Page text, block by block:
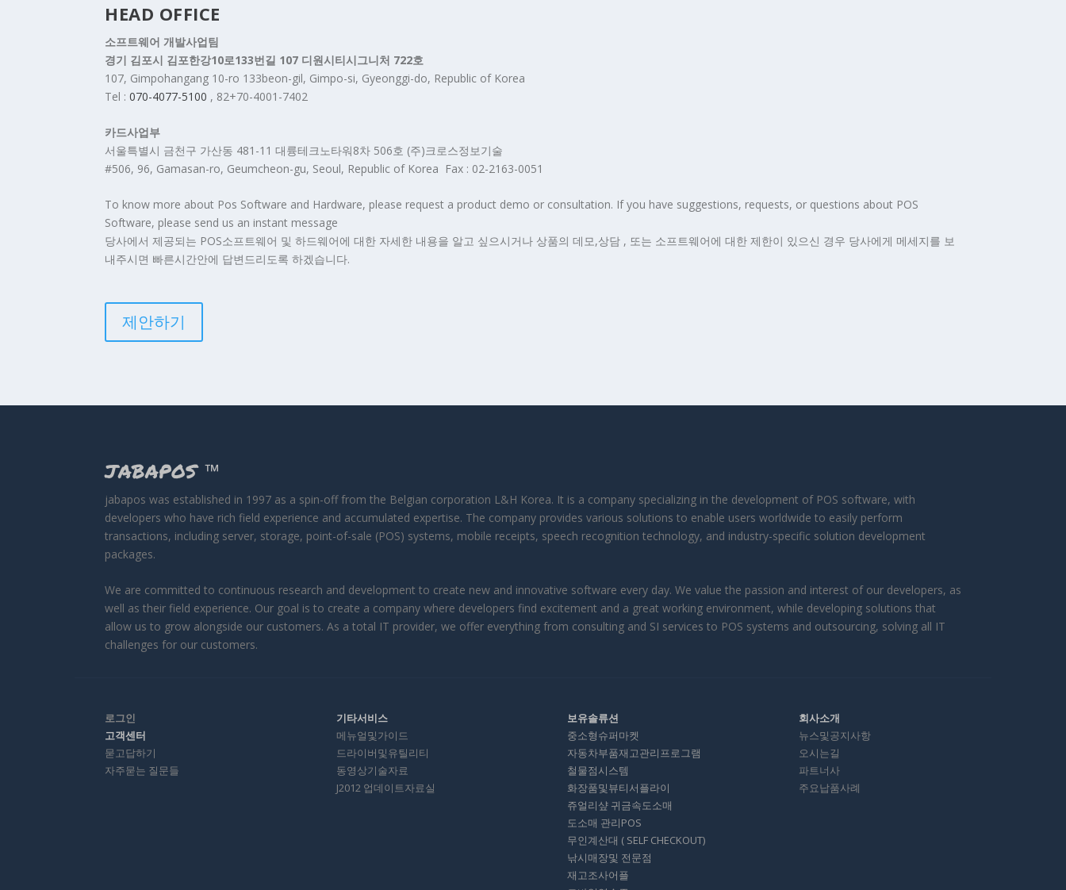
HEAD OFFICE
소프트웨어 개발사업팀
경기 김포시 김포한강10로133번길 107 디원시티시그니처 722호
107, Gimpohangang 10-ro 133beon-gil, Gimpo-si, Gyeonggi-do, Republic of Korea
Tel : 070-4077-5100 , 82+70-4001-7402
카드사업부
서울특별시 금천구 가산동 481-11 대륭테크노타워8차 506호 (주)크로스정보기술
#506, 96, Gamasan-ro, Geumcheon-gu, Seoul, Republic of Korea Fax : 02-2163-0051
To know more about Pos Software and Hardware, please request a product demo or consultation. If you have suggestions, requests, or questions about POS
Software, please send us an instant message
당사에서 제공되는 POS소프트웨어 및 하드웨어에 대한 자세한 내용을 알고 싶으시거나 상품의 데모,상담 , 또는 소프트웨어에 대한 제한이 있으신 경우 당사에게 메세지를 보
내주시면 빠른시간안에 답변드리도록 하겠습니다.
제안하기
JABAPOS ™
jabapos was established in 1997 as a spin-off from the Belgian corporation L&H Korea. It is a company specializing in the development of POS software, with
developers who have rich field experience and accumulated expertise. The company provides various solutions to enable users worldwide to easily perform
transactions, including server, storage, point-of-sale (POS) systems, mobile receipts, speech recognition technology, and industry-specific solution development
packages.
We are committed to continuous research and development to create new and innovative software every day. We value the passion and interest of our developers, as
well as their field experience. Our goal is to create a company where developers find excitement and a great working environment, while developing solutions that
allow us to grow alongside our customers. As a total IT provider, we offer everything from consulting and SI services to POS systems and outsourcing, solving all IT
challenges for our customers.
로그인
고객센터
묻고답하기
자주묻는 질문들
기타서비스
메뉴얼및가이드
드라이버및유틸리티
동영상기술자료
J2012 업데이트자료실
보유솔류션
중소형슈퍼마켓
자동차부품재고관리프로그램
철물점시스템
화장품및뷰티서플라이
쥬얼리샾 귀금속도소매
도소매 관리POS
무인계산대 ( SELF CHECKOUT)
낚시매장및 전문점
재고조사어플
회사소개
뉴스및공지사항
오시는길
파트너사
주요납품사례